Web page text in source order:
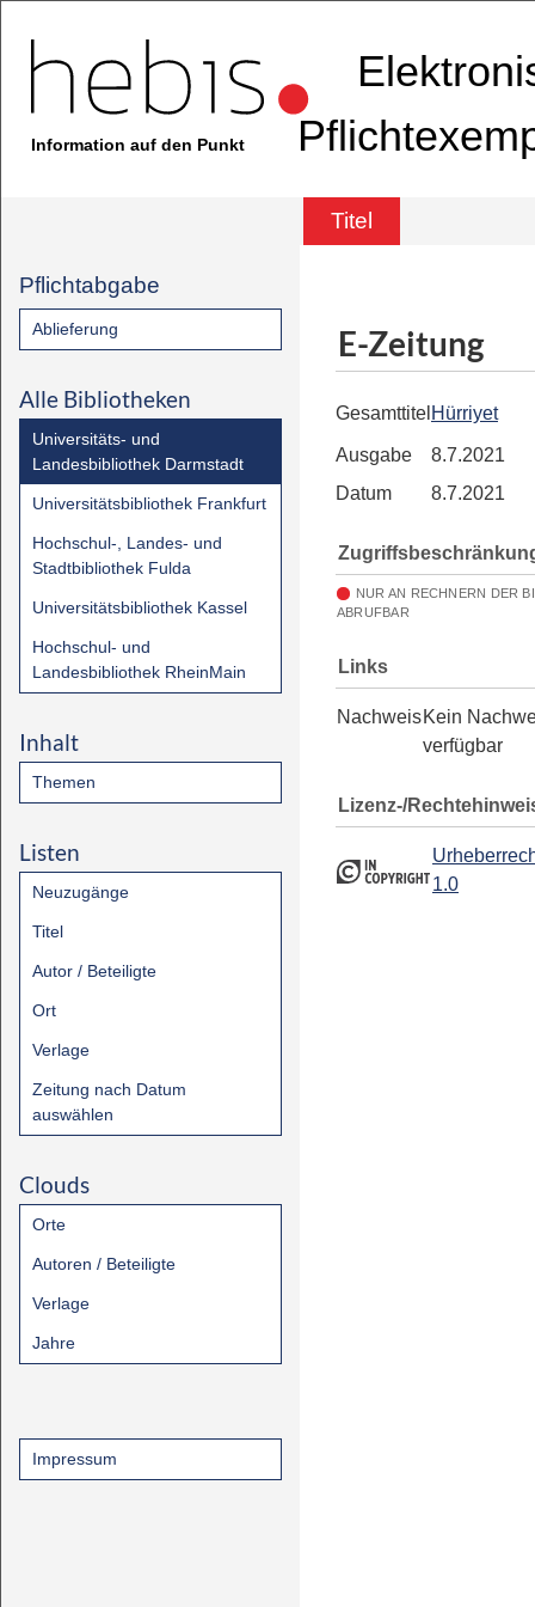
Information auf den Punkt
Titel
Pflichtabgabe
Ablieferung
Alle Bibliotheken
Universitäts- und
Landesbibliothek Darmstadt
Universitätsbibliothek Frankfurt
Hochschul-, Landes- und
Stadtbibliothek Fulda
Universitätsbibliothek Kassel
Hochschul- und
Landesbibliothek RheinMain
Inhalt
Themen
Listen
Neuzugänge
Titel
Autor / Beteiligte
Ort
Verlage
Zeitung nach Datum
auswählen
Clouds
Orte
Autoren / Beteiligte
Verlage
Jahre
Impressum
E-Zeitung
Gesamttitel Hürriyet
Ausgabe
8.7.2021
Datum
8.7.2021
NUR AN RECHNERN DER
ABRUFBAR
Links
NachweisKein
verfügbar
Lizenz-/
1.0